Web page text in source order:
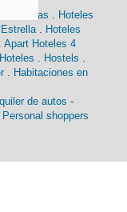
4 Estrellas
Hoteles
Hoteles
Apart Hoteles 4
Hostels
Habitaciones en
de autos -
Personal shoppers